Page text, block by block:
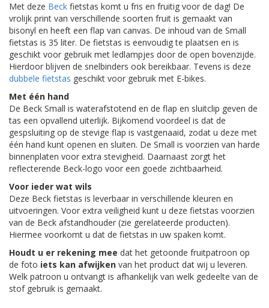
Met deze Beck fietstas komt u fris en fruitig voor de dag! De
vrolijk print van verschillende soorten fruit is gemaakt van
bisonyl en heeft een flap van canvas. De inhoud van de Small
fietstas is 35 liter. De fietstas is eenvoudig te plaatsen en is
geschikt voor gebruik met ledlampjes door de open bovenzijde.
Hierdoor blijven de snelbinders ook bereikbaar. Tevens is deze
dubbele fietstas geschikt voor gebruik met E-bikes.
Met één hand
De Beck Small is waterafstotend en de flap en sluitclip geven de
tas een opvallend uiterlijk. Bijkomend voordeel is dat de
gespsluiting op de stevige flap is vastgenaaid, zodat u deze met
één hand kunt openen en sluiten. De Small is voorzien van harde
binnenplaten voor extra stevigheid. Daarnaast zorgt het
reflecterende Beck-logo voor een goede zichtbaarheid.
Voor ieder wat wils
Deze Beck fietstas is leverbaar in verschillende kleuren en
uitvoeringen. Voor extra veiligheid kunt u deze fietstas voorzien
van de Beck afstandhouder (zie gerelateerde producten).
Hiermee voorkomt u dat de fietstas in uw spaken komt.
Houdt u er rekening mee dat het getoonde fruitpatroon op
de foto iets kan afwijken van het product dat wij u leveren.
Welk patroon u ontvangt is afhankelijk van welk gedeelte van de
stof gebruik is gemaakt.